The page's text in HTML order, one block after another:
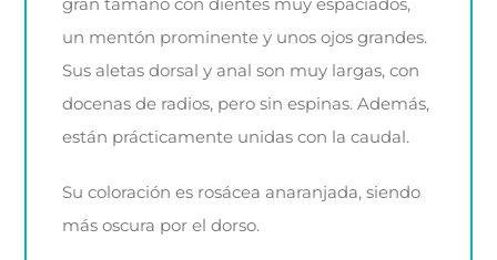
gran tamaño con dientes muy espaciados,
un mentón prominente y unos ojos grandes.
Sus aletas dorsal y anal son muy largas, con
docenas de radios, pero sin espinas. Además,
están prácticamente unidas con la caudal.
Su coloración es rosácea anaranjada, siendo
más oscura por el dorso.